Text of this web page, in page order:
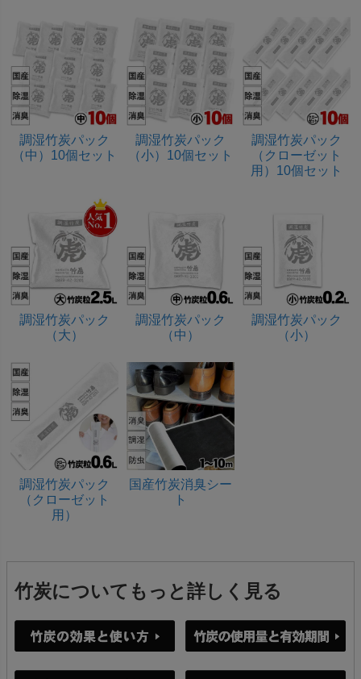
調湿竹炭パック
（中）10個セット
調湿竹炭パック
（小）10個セット
調湿竹炭パック
（クローゼット
用）10個セット
調湿竹炭パック
（大）
調湿竹炭パック
（中）
調湿竹炭パック
（小）
調湿竹炭パック
（クローゼット
用）
国産竹炭消臭シー
ト
竹炭についてもっと詳しく見る